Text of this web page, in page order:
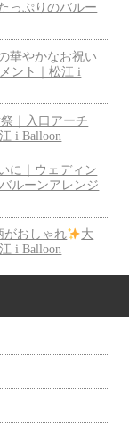
っぷりのバルー
華やかなお祝い
ント｜松江 i
｜入口アーチ
i Balloon
に｜ウェディン
ルーンアレンジ
がおしゃれ
大
i Balloon